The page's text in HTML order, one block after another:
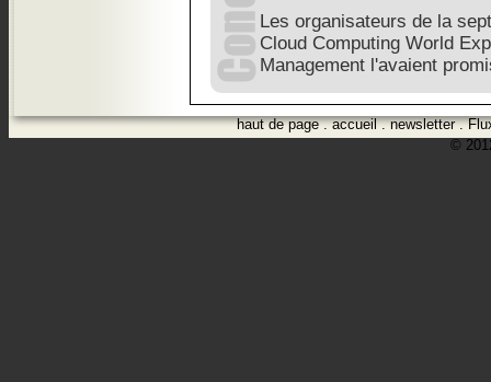
Les organisateurs de la
Cloud Computing World
Management l'avaient
haut de page.accueil.newsletter.
©